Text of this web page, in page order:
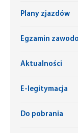
Plany zjazdów
Egzamin
Aktualności
E-legitymacja
Do pobrania